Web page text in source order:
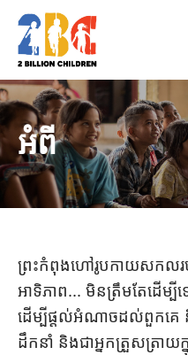
អំពី
ព្រះកំពុងហៅរូបកាយសកលរប
អាទិភាព... មិនត្រឹមតែដើម្បី
ដើម្បីផ្តល់អំណាចដល់ពួកគេ
ដឹកនាំ និងជាអ្នកត្រួសត្រាយ